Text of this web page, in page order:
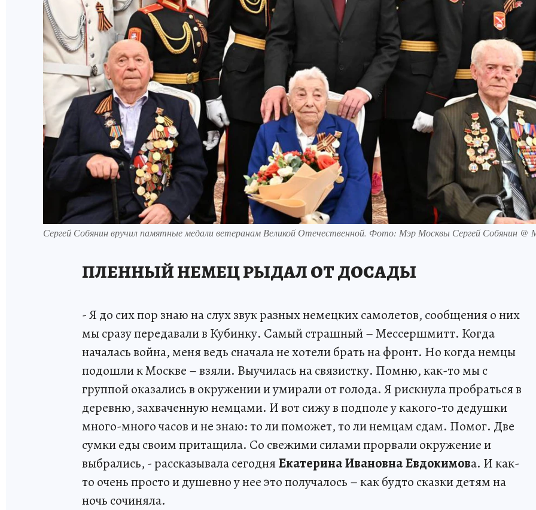
Сергей Собянин вручил памятные медали ветеранам Великой Отечественной. Фото: Мэр Москвы Сергей Собянин
ПЛЕННЫЙ НЕМЕЦ РЫДАЛ ОТ ДОСАДЫ
- Я до сих пор знаю на слух звук разных немецких самолетов, сообщения о них
мы сразу передавали в Кубинку. Самый страшный – Мессершмитт. Когда
началась война, меня ведь сначала не хотели брать на фронт. Но когда немцы
подошли к Москве – взяли. Выучилась на связистку. Помню, как-то мы с
группой оказались в окружении и умирали от голода. Я рискнула пробраться в
деревню, захваченную немцами. И вот сижу в подполе у какого-то дедушки
много-много часов и не знаю: то ли поможет, то ли немцам сдам. Помог. Две
сумки еды своим притащила. Со свежими силами прорвали окружение и
выбрались, - рассказывала сегодняЕкатерина Ивановна Евдокимова. И как-
то очень просто и душевно у нее это получалось – как будто сказки детям на
ночь сочиняла.